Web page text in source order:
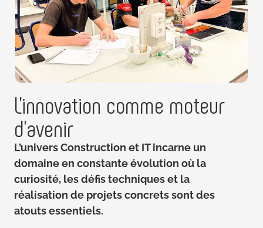
L'innovation comme moteur
d'avenir
L’univers Construction et IT incarne un
domaine en constante évolution où la
curiosité, les défis techniques et la
réalisation de projets concrets sont des
atouts essentiels.